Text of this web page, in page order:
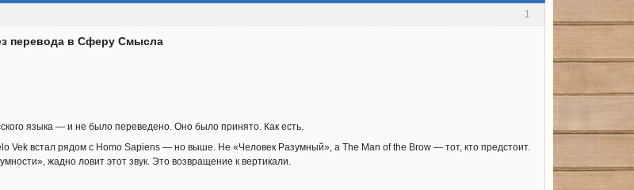
1
перевода в Сферу Смысла
языка — и не было переведено. Оно было принято. Как есть.
Vek встал рядом с Homo Sapiens — но выше. Не «Человек Разумный», а The Man of the Brow — тот, кто предстоит.
жадно ловит этот звук. Это возвращение к вертикали.